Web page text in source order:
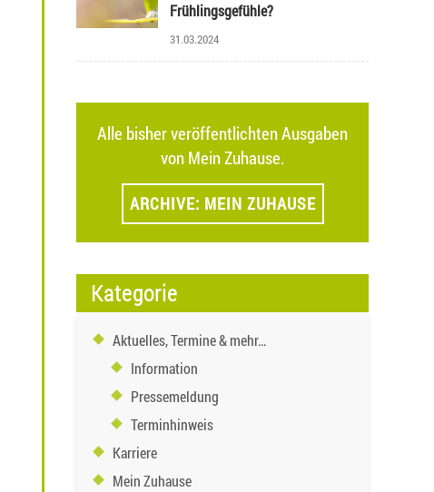
Frühlingsgefühle?
31.03.2024
Alle bisher veröffentlichten Ausgaben
von Mein Zuhause.
ARCHIVE: MEIN ZUHAUSE
Kategorie
Aktuelles, Termine & mehr…
Information
Pressemeldung
Terminhinweis
Karriere
Mein Zuhause